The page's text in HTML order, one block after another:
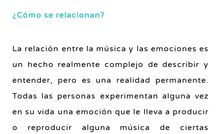
¿Cómo se relacionan?
La relación entre la música y las emociones es
un hecho realmente complejo de describir y
entender, pero es una realidad permanente.
Todas las personas experimentan alguna vez
en su vida una emoción que le lleva a producir
o reproducir alguna música de ciertas